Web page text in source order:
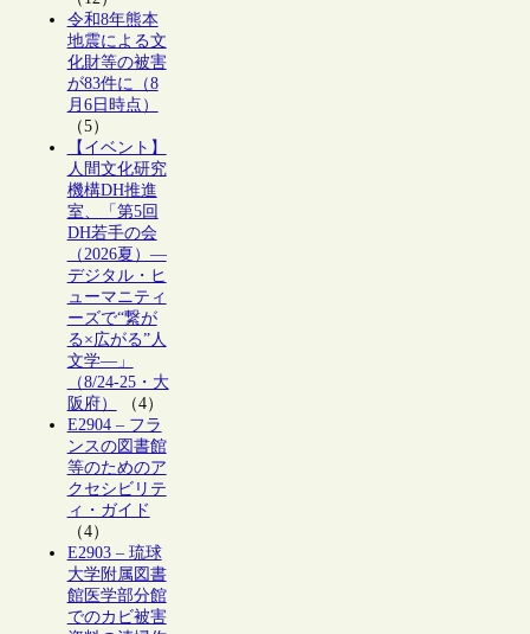
令和8年熊本
地震による文
化財等の被害
が83件に（8
月6日時点）
（5）
【イベント】
人間文化研究
機構DH推進
室、「第5回
DH若手の会
（2026夏）―
デジタル・ヒ
ューマニティ
ーズで“繋が
る×広がる”人
文学―」
（8/24-25・大
阪府）
（4）
E2904 – フラ
ンスの図書館
等のためのア
クセシビリテ
ィ・ガイド
（4）
E2903 – 琉球
大学附属図書
館医学部分館
でのカビ被害